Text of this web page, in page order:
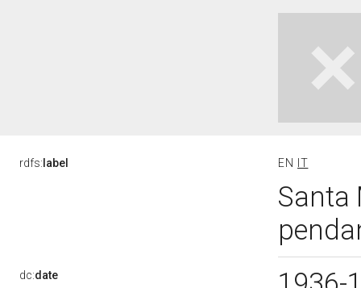
rdfs: label EN IT
Santa
dc:date